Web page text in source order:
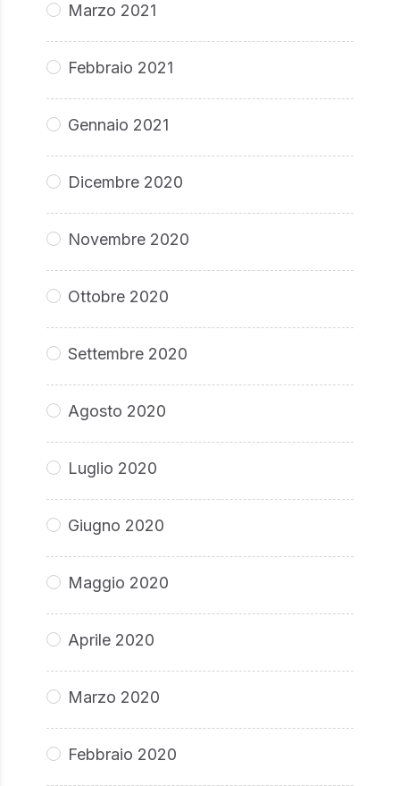
Marzo 2021
Febbraio 2021
Gennaio 2021
Dicembre 2020
Novembre 2020
Ottobre 2020
Settembre 2020
Agosto 2020
Luglio 2020
Giugno 2020
Maggio 2020
Aprile 2020
Marzo 2020
Febbraio 2020